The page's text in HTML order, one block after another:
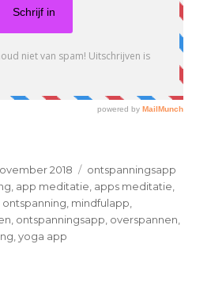
2018
ontspanningsapp
app meditatie apps meditatie
mindfulapp
ontspanningsapp overspannen
,yoga app